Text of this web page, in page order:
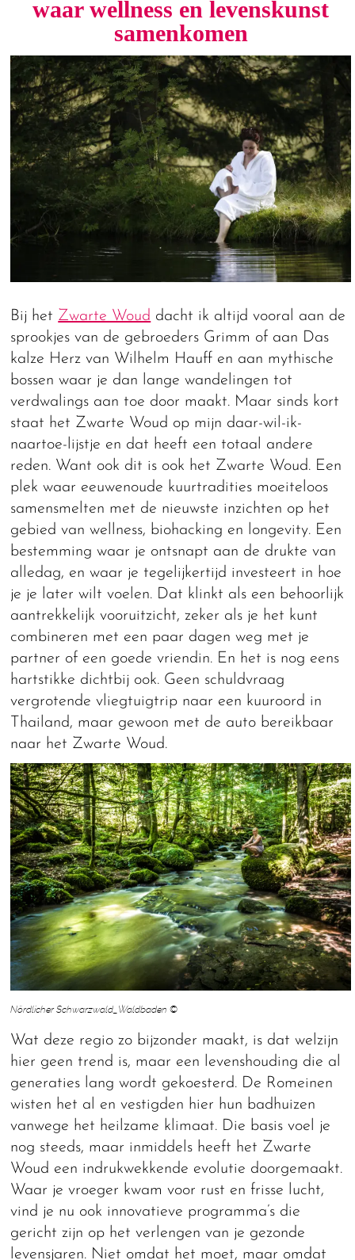
waar wellness en levenskunst
samenkomen
Bij het Zwarte Woud dacht ik altijd vooral aan de
sprookjes van de gebroeders Grimm of aan Das
kalze Herz van Wilhelm Hauff en aan mythische
bossen waar je dan lange wandelingen tot
verdwalings aan toe door maakt. Maar sinds kort
staat het Zwarte Woud op mijn daar-wil-ik-
naartoe-lijstje en dat heeft een totaal andere
reden. Want ook dit is ook het Zwarte Woud. Een
plek waar eeuwenoude kuurtradities moeiteloos
samensmelten met de nieuwste inzichten op het
gebied van wellness, biohacking en longevity. Een
bestemming waar je ontsnapt aan de drukte van
alledag, en waar je tegelijkertijd investeert in hoe
je je later wilt voelen. Dat klinkt als een behoorlijk
aantrekkelijk vooruitzicht, zeker als je het kunt
combineren met een paar dagen weg met je
partner of een goede vriendin. En het is nog eens
hartstikke dichtbij ook. Geen schuldvraag
vergrotende vliegtuigtrip naar een kuuroord in
Thailand, maar gewoon met de auto bereikbaar
naar het Zwarte Woud.
Nördlicher Schwarzwald_Waldbaden ©
Wat deze regio zo bijzonder maakt, is dat welzijn
hier geen trend is, maar een levenshouding die al
generaties lang wordt gekoesterd. De Romeinen
wisten het al en vestigden hier hun badhuizen
vanwege het heilzame klimaat. Die basis voel je
nog steeds, maar inmiddels heeft het Zwarte
Woud een indrukwekkende evolutie doorgemaakt.
Waar je vroeger kwam voor rust en frisse lucht,
vind je nu ook innovatieve programma’s die
gericht zijn op het verlengen van je gezonde
levensjaren. Niet omdat het moet, maar omdat